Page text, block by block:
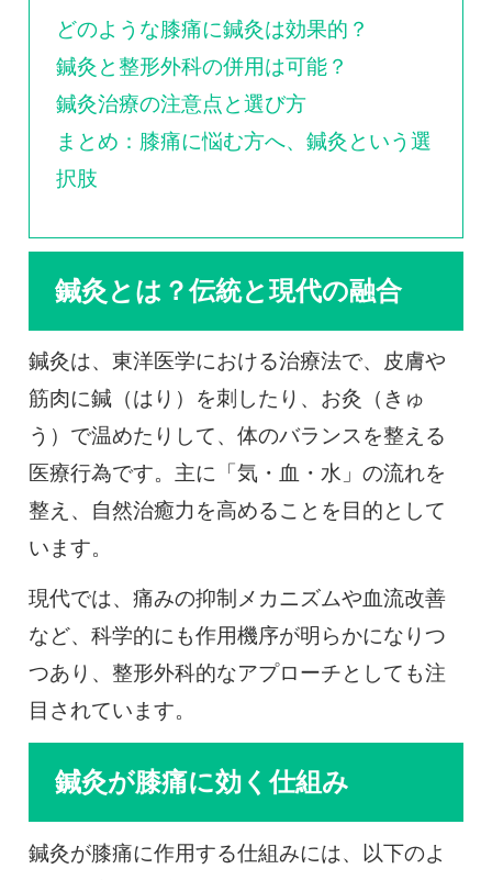
どのような膝痛に鍼灸は効果的？
鍼灸と整形外科の併用は可能？
鍼灸治療の注意点と選び方
まとめ：膝痛に悩む方へ、鍼灸という選
択肢
鍼灸とは？伝統と現代の融合
鍼灸は、東洋医学における治療法で、皮膚や
筋肉に鍼（はり）を刺したり、お灸（きゅ
う）で温めたりして、体のバランスを整える
医療行為です。主に「気・血・水」の流れを
整え、自然治癒力を高めることを目的として
います。
現代では、痛みの抑制メカニズムや血流改善
など、科学的にも作用機序が明らかになりつ
つあり、整形外科的なアプローチとしても注
目されています。
鍼灸が膝痛に効く仕組み
鍼灸が膝痛に作用する仕組みには、以下のよ